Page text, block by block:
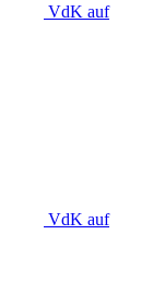
VdK auf
VdK auf